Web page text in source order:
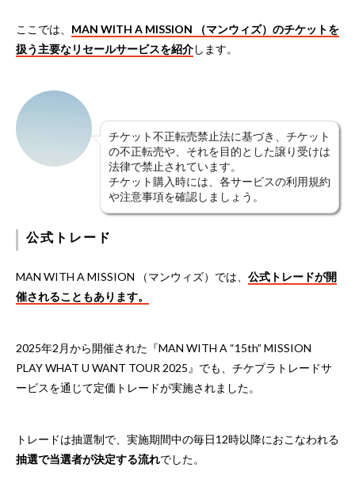
ここでは、 MAN WITH A MISSION （マンウィズ）のチケットを
扱う主要なリセールサービスを紹介します。
チケット不正転売禁止法に基づき、チケット
の不正転売や、それを目的とした譲り受けは
法律で禁止されています。
チケット購入時には、各サービスの利用規約
や注意事項を確認しましょう。
公式トレード
MAN WITH A MISSION （マンウィズ）では、 公式トレードが開
催されることもあります。
2025年2月から開催された『MAN WITH A “15th” MISSION
PLAY WHAT U WANT TOUR 2025』でも、チケプラトレードサ
ービスを通じて定価トレードが実施されました。
トレードは抽選制で、実施期間中の毎日12時以降におこなわれる
抽選で当選者が決定する流れでした。